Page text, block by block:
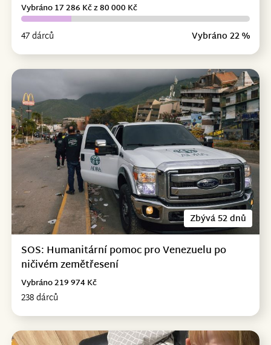
47 dárců Vybráno 22 %
Vybráno 17 286 Kč z 80 000 Kč
Zbývá 52 dnů
SOS: Humanitární pomoc pro Venezuelu po
ničivém zemětřesení
238 dárců
Vybráno 219 974 Kč